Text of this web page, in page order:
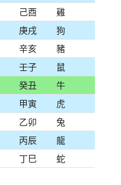
己酉
雞
庚戌
狗
辛亥
豬
壬子
鼠
癸丑
牛
甲寅
虎
乙卯
兔
丙辰
龍
丁巳 蛇